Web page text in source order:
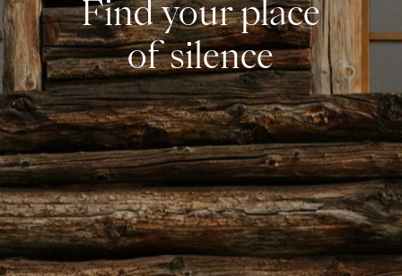
Find your place
of silence